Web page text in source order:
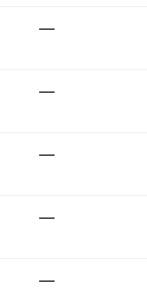
—
—
—
—
—